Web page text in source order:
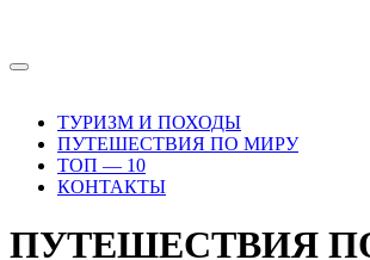
содержимому
ТУРИЗМ И ПОХОДЫ
ПУТЕШЕСТВИЯ ПО МИРУ
ТОП — 10
КОНТАКТЫ
ПУТЕШЕСТВИЯ